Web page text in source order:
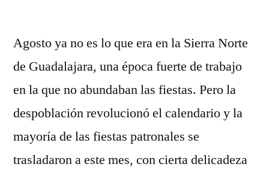
Agosto ya no es lo que era en la Sierra Norte
de Guadalajara, una época fuerte de trabajo
en la que no abundaban las fiestas. Pero la
despoblación revolucionó el calendario y la
mayoría de las fiestas patronales se
trasladaron a este mes, con cierta delicadeza